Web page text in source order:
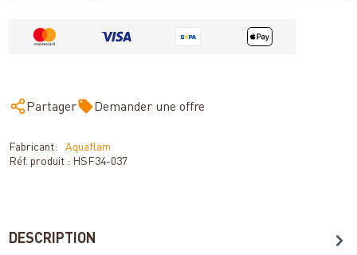
Partager Demander une offre
Fabricant:
Aquaflam
Réf. produit : HSF34-037
DESCRIPTION